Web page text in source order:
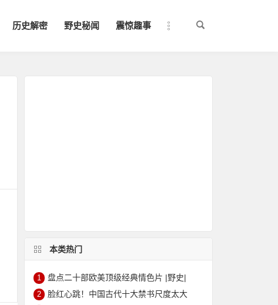
历史解密 野史秘闻 震惊趣事
本类热门
1 盘点二十部欧美顶级经典情色片 |野史|
2 脸红心跳！中国古代十大禁书尺度太大